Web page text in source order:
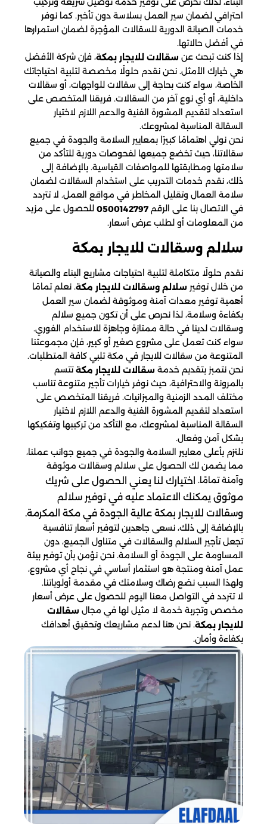
احترافي لضمان سير العمل بسلاسة دون تأخير. كما نوفر
خدمات الصيانة الدورية للسقالات المؤجرة لضمان استمرارها
في أفضل حالاتها.
إذا كنت تبحث عن سقالات للايجار بمكة، فإن شركة الأفضل
هي خيارك الأمثل. نحن نقدم حلولًا مخصصة لتلبية احتياجاتك
الخاصة، سواء كنت بحاجة إلى سقالات للواجهات، أو سقالات
داخلية، أو أي نوع آخر من السقالات. فريقنا المتخصص على
استعداد لتقديم المشورة الفنية والدعم اللازم لاختيار
السقالة المناسبة لمشروعك.
نحن نولي اهتمامًا كبيرًا بمعايير السلامة والجودة في جميع
سقالاتنا، حيث تخضع جميعها لفحوصات دورية للتأكد من
سلامتها ومطابقتها للمواصفات القياسية. بالإضافة إلى
ذلك، نقدم خدمات التدريب على استخدام السقالات لضمان
سلامة العمال وتقليل المخاطر في مواقع العمل. لا تتردد
في الاتصال بنا على الرقم 0500142797 للحصول على مزيد
من المعلومات أو لطلب عرض أسعار.
سلالم وسقالات​ للايجار بمكة
نقدم حلولًا متكاملة لتلبية احتياجات مشاريع البناء والصيانة
من خلال توفير سلالم وسقالات للايجار مكة. نعلم تمامًا
أهمية توفير معدات آمنة وموثوقة لضمان سير العمل
بكفاءة وسلامة، لذا نحرص على أن تكون جميع سلالم
وسقالات لدينا في حالة ممتازة وجاهزة للاستخدام الفوري.
سواء كنت تعمل على مشروع صغير أو كبير، فإن مجموعتنا
المتنوعة من سقالات للايجار في مكة تلبي كافة المتطلبات.
نحن نتمبز بتقديم خدمة سقالات للايجار مكةتتسم
بالمرونة والاحترافية، حيث نوفر خيارات تأجير متنوعة تناسب
مختلف المدد الزمنية والميزانيات. فريقنا المتخصص على
استعداد لتقديم المشورة الفنية والدعم اللازم لاختيار
السقالة المناسبة لمشروعك، مع التأكد من تركيبها وتفكيكها
بشكل آمن وفعال.
نلتزم بأعلى معايير السلامة والجودة في جميع جوانب عملنا،
مما يضمن لك الحصول على سلالم وسقالات موثوقة
وآمنة تمامًا. اختيارك لنا يعني الحصول على شريك
موثوق يمكنك الاعتماد عليه في توفير سلالم
وسقالات للايجار بمكة عالية الجودة في مكة المكرمة.
بالإضافة إلى ذلك، نسعى جاهدين لتوفير أسعار تنافسية
تجعل تأجير السلالم والسقالات في متناول الجميع، دون
المساومة على الجودة أو السلامة. نحن نؤمن بأن توفير بيئة
عمل آمنة ومنتجة هو استثمار أساسي في نجاح أي مشروع،
ولهذا السبب نضع رضاك وسلامتك في مقدمة أولوياتنا.
لا تتردد في التواصل معنا اليوم للحصول على عرض أسعار
مخصص وتجربة خدمة لا مثيل لها في مجال سقالات
للايجار​ بمكة. نحن هنا لدعم مشاريعك وتحقيق أهدافك
بكفاءة وأمان.